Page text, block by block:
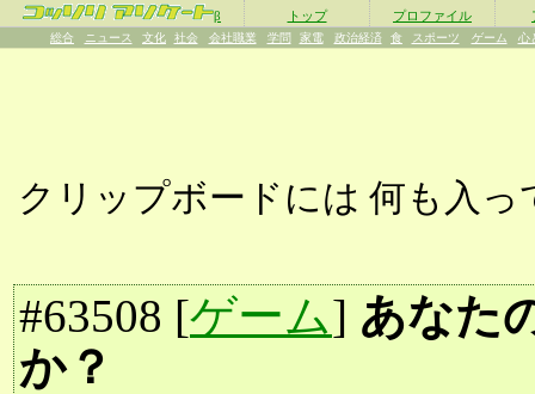
β トップ プロファイル
総合 ニュース 文化 社会 会社職業 学問 家電 政治経済 食 スポーツ ゲーム 心
クリップボードには 何も入っ
#63508 [ゲーム] あなた
か？